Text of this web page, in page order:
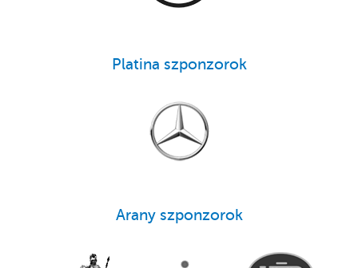
Platina szponzorok
Arany szponzorok